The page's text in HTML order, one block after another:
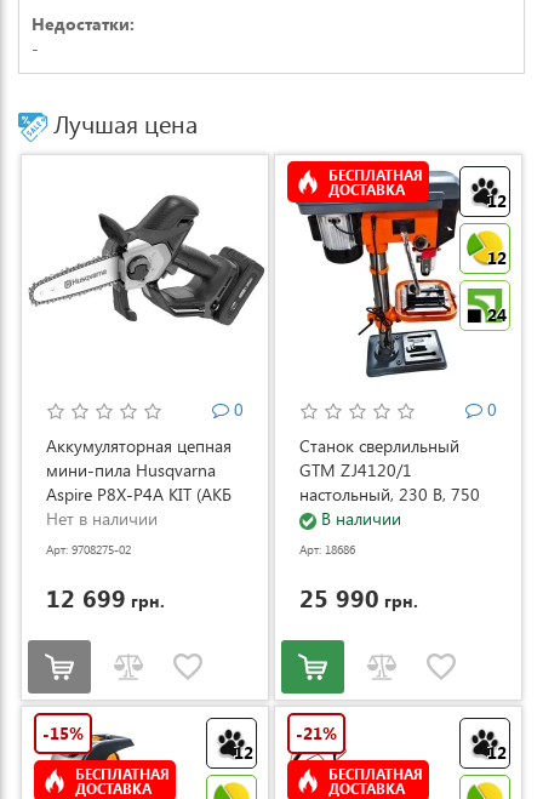
Недостатки:
-
Лучшая цена
0
Аккумуляторная цепная
мини-пила Husqvarna
Aspire P8X-P4A KIT (АКБ
и ЗУ) (9708275-02)
Нет в наличии
Арт: 9708275-02
12 699 грн.
12
12
24
БЕСПЛАТНАЯ
ДОСТАВКА
0
Станок сверлильный
GTM ZJ4120/1
настольный, 230 В, 750
Вт (ZJ4120/1)
В наличии
Арт: 18686
25 990 грн.
12
-15%
БЕСПЛАТНАЯ
ДОСТАВКА
12
-21%
БЕСПЛАТНАЯ
ДОСТАВКА